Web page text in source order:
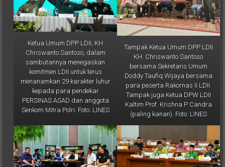
Ketua Umum DPP LDII, KH
Chriswanto Santoso, dalam
sambutannya menegaskan
komitmen LDII untuk terus
menanamkan 29 karakter luhur
kepada para pendekar
PERSINAS ASAD dan anggota
Senkom Mitra Polri. Foto: LINES
Tampak Ketua Umum DPP LDII
KH. Chriswanto Santoso
bersama Sekretaris Umum
Doddy Taufiq Wijaya bersama
para peserta Rakornas II LDII.
Tampak juga Ketua DPW LDII
Kaltim Prof. Krishna P Candra
(paling kanan). Foto: LINES